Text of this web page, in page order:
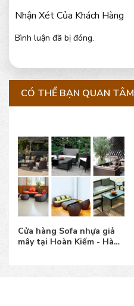
Nhận Xét Của Khách Hàng
Bình luận đã bị đóng.
CÓ THỂ BẠN QUAN TÂM
Cửa hàng Sofa nhựa giả
mây tại Hoàn Kiếm - Hà